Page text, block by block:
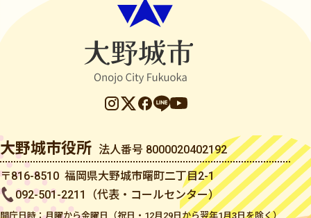
大野城市役所 法人番号 8000020402192
〒816-8510 福岡県大野城市曙町二丁目2-1
092-501-2211（代表・コールセンター）
開庁日時：月曜から金曜日（祝日・12月29日から翌年1月3日を除く）